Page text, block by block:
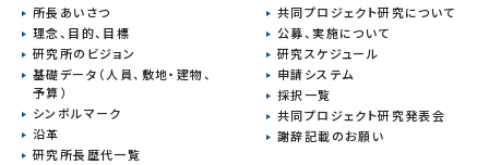
所長あいさつ
理念、目的、目標
研究所のビジョン
基礎データ（人員、敷地・建物、
予算）
シンボルマーク
沿革
研究所長歴代一覧
共同プロジェクト研究について
公募、実施について
研究スケジュール
申請システム
採択一覧
共同プロジェクト研究発表会
謝辞記載のお願い